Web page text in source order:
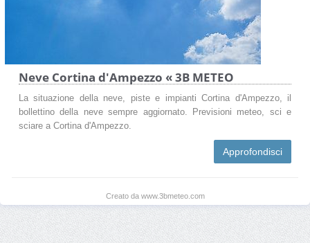
Neve Cortina d'Ampezzo « 3B METEO
La situazione della neve, piste e impianti Cortina d'Ampezzo, il
bollettino della neve sempre aggiornato. Previsioni meteo, sci e
sciare a Cortina d'Ampezzo.
Approfondisci
Creato da www.3bmeteo.com